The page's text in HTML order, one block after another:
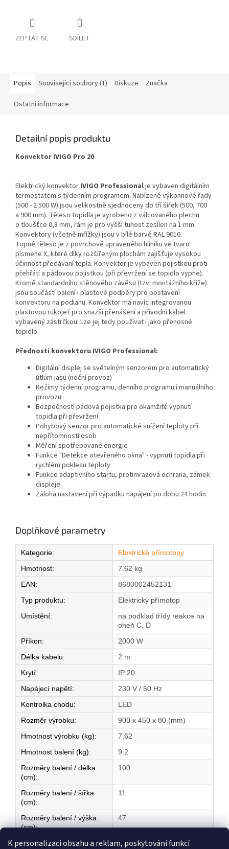
K personalizaci obsahu a reklam, poskytování funkcí
ZEPTAT SE SDÍLET
Popis Související soubory (1) Diskuze Značka
Ostatní informace
Detailní popis produktu
Konvektor IVIGO Pro 20
Elektrický konvektor IVIGO Professionalje vybaven digitálním
termostatem s týdenním programem. Nabízené výkonnové řady
(500 - 2 500 W) jsou velikostně sjednoceny do tří šířek (500, 700
a 900 mm). Těleso topidla je vyrobeno z válcovaného plechu
o tloušťce 0,8 mm, rám je pro vyšší tuhost zesílen na 1 mm.
Konvektory (včetně mřížky) jsou v bílé barvě RAL 9016.
Topné těleso je z povrchově upraveného hliníku ve tvaru
písmene X, které díky rozšířeným plochám zajišťuje vysokou
účinnost předávaní tepla. Konvektor je vybaven pojistkou proti
přehřátí a pádovou pojistkou (při převržení se topidlo vypne).
Kromě standardního stěnového závěsu (tzv. montážního kříže)
jsou součástí balení i plastové podpěry pro postavení
konvektoru na podlahu. Konvektor má navíc integrovanou
plastovou rukojeť pro snazší přenášení a přívodní kabel
vybavený zástrčkou. Lze jej tedy používat i jako přenosné
topidlo.
Přednosti konvektoru IVIGO Professional:
Digitální displej se světelným senzorem pro automatický
útlum jasu (noční provoz)
Režimy týdenní programu, denního programu i manuálního
provozu
Bezpečností pádová pojistka pro okamžité vypnutí
topidla při převržení
Pohybový senzor pro automatické snížení teploty při
nepřítomnosti osob
Měření spotřebované energie
Funkce "Detekce otevřeného okna" - vypnutí topidla při
rychlém poklesu teploty
Funkce adaptivního startu, protimrazová ochrana, zámek
displeje
Záloha nastavení pří výpadku napájení po dobu 24 hodin
Doplňkové parametry
Kategorie:
Elektrické přímotopy
Hmotnost:
7.62 kg
EAN:
8680002452131
Typ produktu:
Elektrický přímotop
Umístění:
na podklad třídy reakce na
oheň C, D
Příkon:
2000 W
Délka kabelu:
2 m
Krytí:
IP 20
Napájecí napětí:
230 V / 50 Hz
Kontrolka chodu:
LED
Rozměr výrobku:
900 x 450 x 80 (mm)
Hmotnost výrobku (kg):
7,62
Hmotnost balení (kg):
9.2
Rozměry balení / délka
(cm):
100
Rozměry balení / šířka
(cm):
11
Rozměry balení / výška
(cm):
47